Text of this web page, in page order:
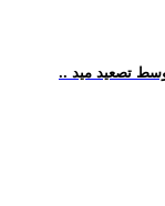
وسط تصعيد ميد